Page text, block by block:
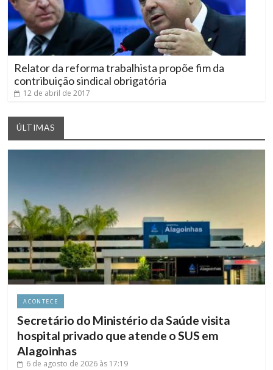
Relator da reforma trabalhista propõe fim da
contribuição sindical obrigatória
12 de abril de 2017
ÚLTIMAS
ACONTECE
Secretário do Ministério da Saúde visita
hospital privado que atende o SUS em
Alagoinhas
6 de agosto de 2026 às 17:19